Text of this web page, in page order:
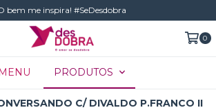
bem me inspira! #SeDesdobra
0
MENU PRODUTOS
C/ DIVALDO P.FRANCO II